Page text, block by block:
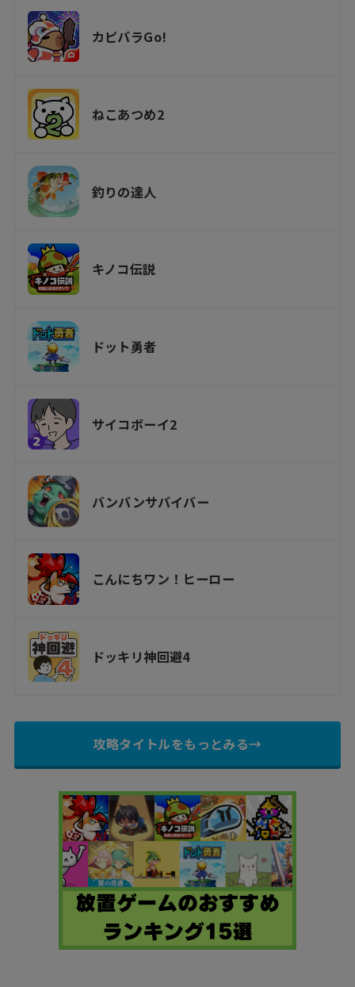
カピバラGo!
ねこあつめ2
釣りの達人
キノコ伝説
ドット勇者
サイコボーイ2
バンバンサバイバー
こんにちワン！ヒーロー
ドッキリ神回避4
攻略タイトルをもっとみる→